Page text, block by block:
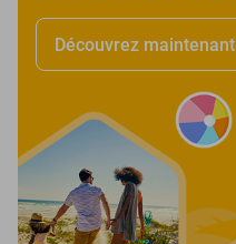
Découvrez maintenant